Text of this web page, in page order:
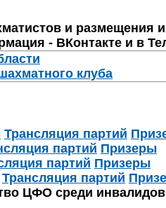
и
- ВКонтакте и в
клуба
Трансляция партий
партий Призеры
партий Призеры
Трансляция партий
ЦФО среди инвалидов